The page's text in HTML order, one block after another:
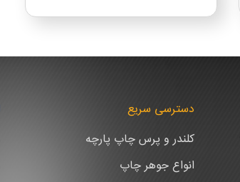
دسترسی سریع
کلندر و پرس چاپ پارچه
انواع جوهر چاپ